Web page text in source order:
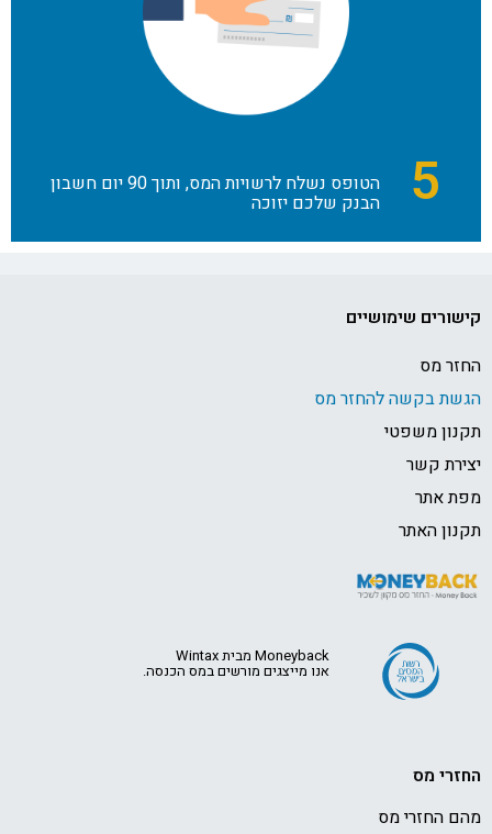
5 הטופס נשלח לרשויות המס, ותוך 90 יום חשבון
הבנק שלכם יזוכה
קישורים שימושיים
החזר מס
הגשת בקשה להחזר מס
תקנון משפטי
יצירת קשר
מפת אתר
תקנון האתר
Moneyback מבית Wintax
אנו מייצגים מורשים במס הכנסה.
החזרי מס
מהם החזרי מס